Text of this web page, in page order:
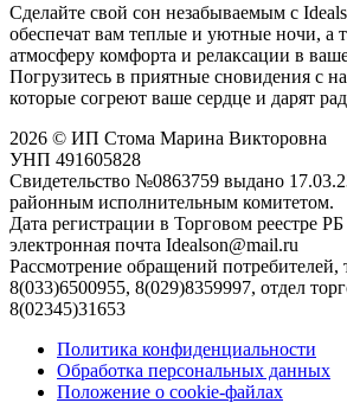
Сделайте свой сон незабываемым с
обеспечат вам теплые и уютные ночи, а
атмосферу комфорта и релаксации в
Погрузитесь в приятные сновидения с
которые согреют ваше сердце и дарят
2026 © ИП Стома Марина Викторовна
УНП 491605828
Свидетельство №0863759 выдано
районным исполнительным комитетом.
Дата регистрации в Торговом реестре
электронная почта Idealson@mail.ru
Рассмотрение обращений потребителей,
8(033)6500955, 8(029)8359997, отдел
8(02345)31653
Политика конфиденциальности
Обработка персональных данных
Положение о cookie-файлах